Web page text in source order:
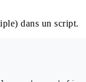
dans un script.